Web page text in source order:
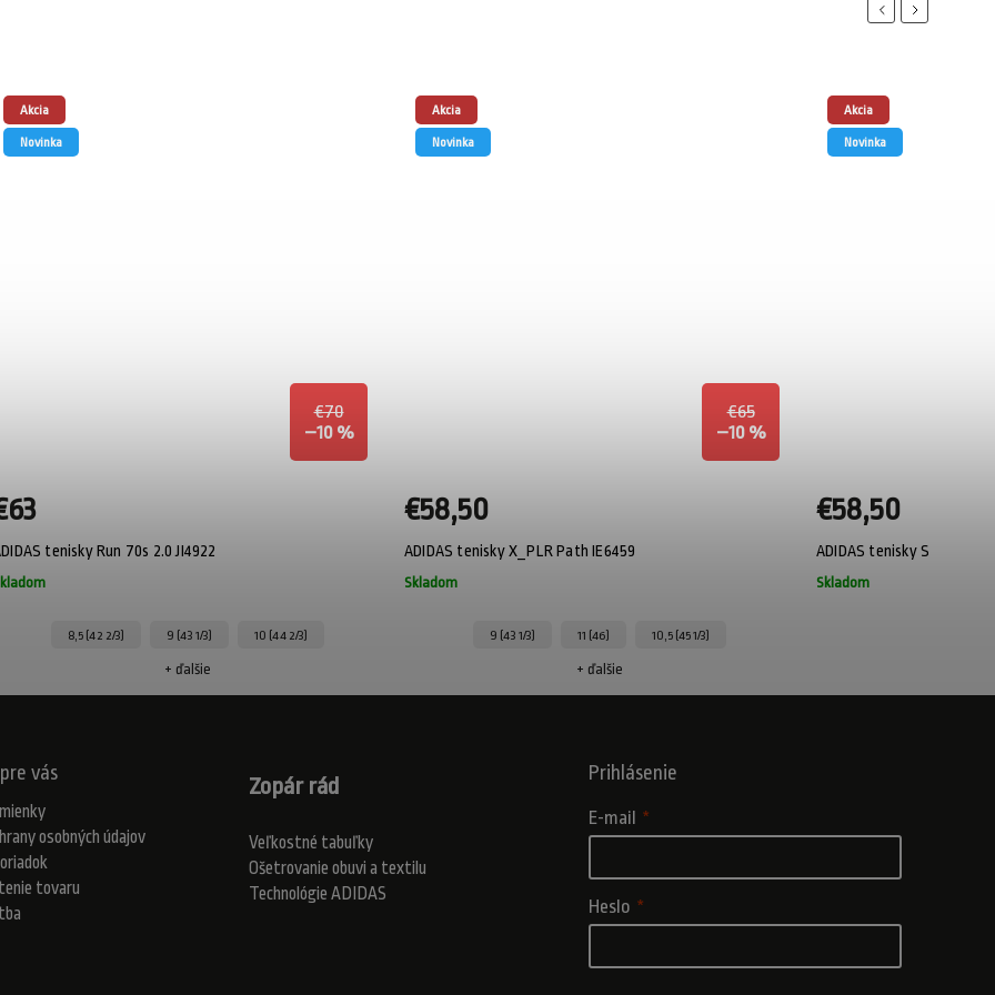
Previous
Akcia
Novinka
€70
–10 %
tenisky Run 70s 2.0 JI4922
8,5 (42 2/3) 9 (43 1/3) 10 (44 2/3)
+ ďalšie
Akcia
Novinka
€65
–10 %
ADIDAS tenisky X_PLR Path IE6459
Skladom
€58,50
9 (43 1/3) 11 (46) 10,5 (45 1/3)
+ ďalšie
Akcia
Novinka
ADIDAS tenisky Strutter
Skladom
€58,50
Next
vás
osobných údajov
tovaru
Zopár rád
Veľkostné tabuľky
Ošetrovanie obuvi a textilu
Technológie ADIDAS
Prihlásenie
E-mail
Heslo